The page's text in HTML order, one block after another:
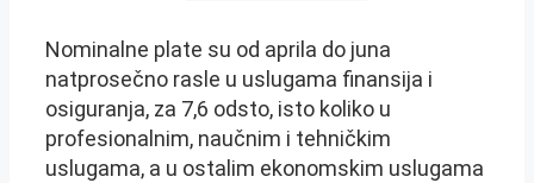
Nominalne plate su od aprila do juna
natprosečno rasle u uslugama finansija i
osiguranja, za 7,6 odsto, isto koliko u
profesionalnim, naučnim i tehničkim
uslugama, a u ostalim ekonomskim uslugama